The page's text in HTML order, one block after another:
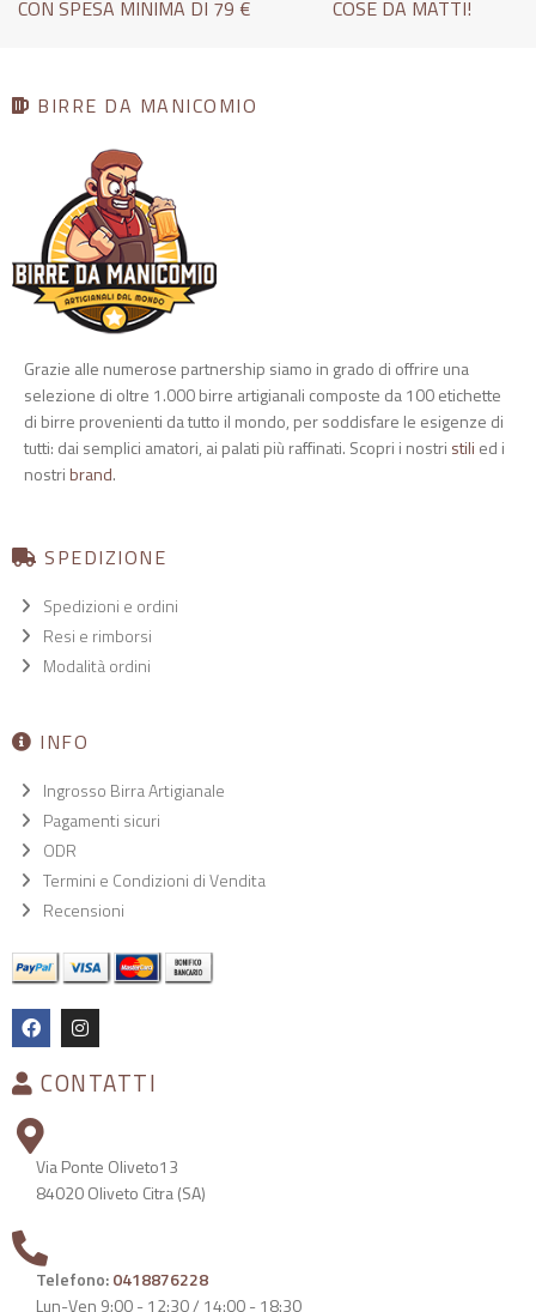
CON SPESA MINIMA DI 79 €
COSE DA MATTI!
BIRRE DA MANICOMIO
Grazie alle numerose partnership siamo in grado di offrire una
selezione di oltre 1.000 birre artigianali composte da 100 etichette
di birre provenienti da tutto il mondo, per soddisfare le esigenze di
tutti: dai semplici amatori, ai palati più raffinati. Scopri i nostri stili ed i
nostri brand.
SPEDIZIONE
Spedizioni e ordini
Resi e rimborsi
Modalità ordini
INFO
Ingrosso Birra Artigianale
Pagamenti sicuri
ODR
Termini e Condizioni di Vendita
Recensioni
CONTATTI
Via Ponte Oliveto13
84020 Oliveto Citra (SA)
Telefono:0418876228
Lun-Ven 9:00 - 12:30 / 14:00 - 18:30